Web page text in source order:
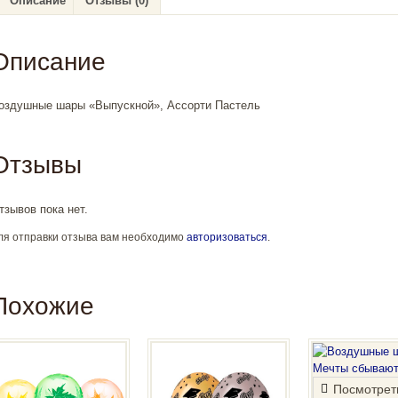
шары «Выпускной», Ассорти Пастель
пока нет.
отправки отзыва вам необходимо авторизоваться